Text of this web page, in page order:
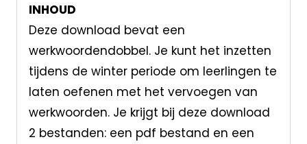
INHOUD
Deze download bevat een
werkwoordendobbel. Je kunt het inzetten
tijdens de winter periode om leerlingen te
laten oefenen met het vervoegen van
werkwoorden. Je krijgt bij deze download
2 bestanden: een pdf bestand en een